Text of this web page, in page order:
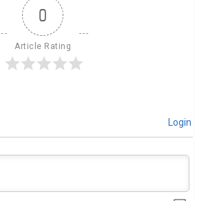
0
Article Rating
Login